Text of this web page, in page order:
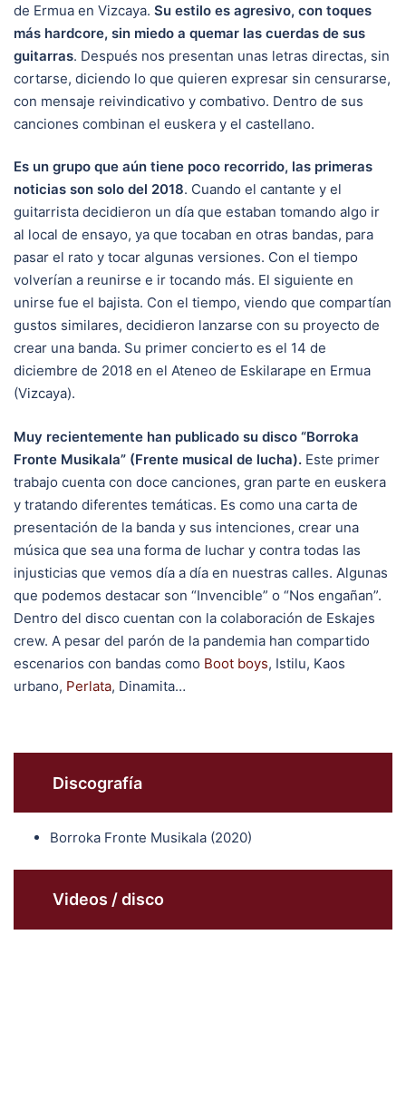
de Ermua en Vizcaya. Su estilo es agresivo, con toques
más hardcore, sin miedo a quemar las cuerdas de sus
guitarras. Después nos presentan unas letras directas, sin
cortarse, diciendo lo que quieren expresar sin censurarse,
con mensaje reivindicativo y combativo. Dentro de sus
canciones combinan el euskera y el castellano.
Es un grupo que aún tiene poco recorrido, las primeras
noticias son solo del 2018. Cuando el cantante y el
guitarrista decidieron un día que estaban tomando algo ir
al local de ensayo, ya que tocaban en otras bandas, para
pasar el rato y tocar algunas versiones. Con el tiempo
volverían a reunirse e ir tocando más. El siguiente en
unirse fue el bajista. Con el tiempo, viendo que compartían
gustos similares, decidieron lanzarse con su proyecto de
crear una banda. Su primer concierto es el 14 de
diciembre de 2018 en el Ateneo de Eskilarape en Ermua
(Vizcaya).
Muy recientemente han publicado su disco “Borroka
Fronte Musikala” (Frente musical de lucha). Este primer
trabajo cuenta con doce canciones, gran parte en euskera
y tratando diferentes temáticas. Es como una carta de
presentación de la banda y sus intenciones, crear una
música que sea una forma de luchar y contra todas las
injusticias que vemos día a día en nuestras calles. Algunas
que podemos destacar son “Invencible” o “Nos engañan”.
Dentro del disco cuentan con la colaboración de Eskajes
crew. A pesar del parón de la pandemia han compartido
escenarios con bandas como Boot boys, Istilu, Kaos
urbano, Perlata, Dinamita…
Discografía
Borroka Fronte Musikala (2020)
Videos / disco